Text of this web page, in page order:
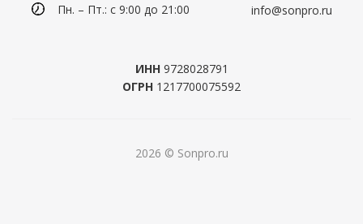
Пн. – Пт.: с 9:00 до 21:00 info@sonpro.ru
ИНН9728028791
ОГРН 1217700075592
2026 © Sonpro.ru